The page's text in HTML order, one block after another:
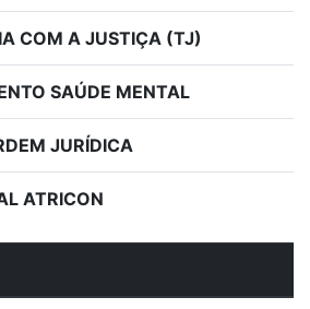
COM A JUSTIÇA (TJ)
SAÚDE MENTAL
JURÍDICA
ATRICON